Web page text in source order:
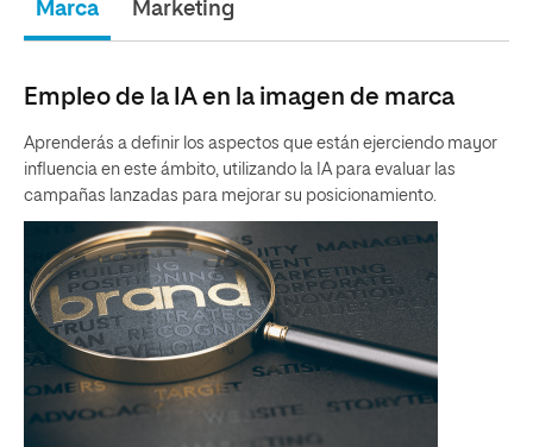
Marca Marketing
Empleo de la IA en la imagen de marca
Aprenderás a definir los aspectos que están ejerciendo mayor
influencia en este ámbito, utilizando la IA para evaluar las
campañas lanzadas para mejorar su posicionamiento.